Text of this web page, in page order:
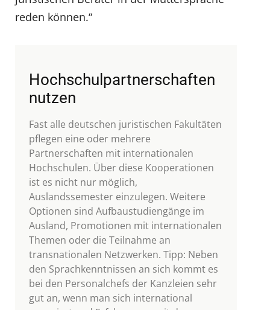
reden können.“
Hochschulpartnerschaften
nutzen
Fast alle deutschen juristischen Fakultäten
pflegen eine oder mehrere
Partnerschaften mit internationalen
Hochschulen. Über diese Kooperationen
ist es nicht nur möglich,
Auslandssemester einzulegen. Weitere
Optionen sind Aufbaustudiengänge im
Ausland, Promotionen mit internationalen
Themen oder die Teilnahme an
transnationalen Netzwerken. Tipp: Neben
den Sprachkenntnissen an sich kommt es
bei den Personalchefs der Kanzleien sehr
gut an, wenn man sich international